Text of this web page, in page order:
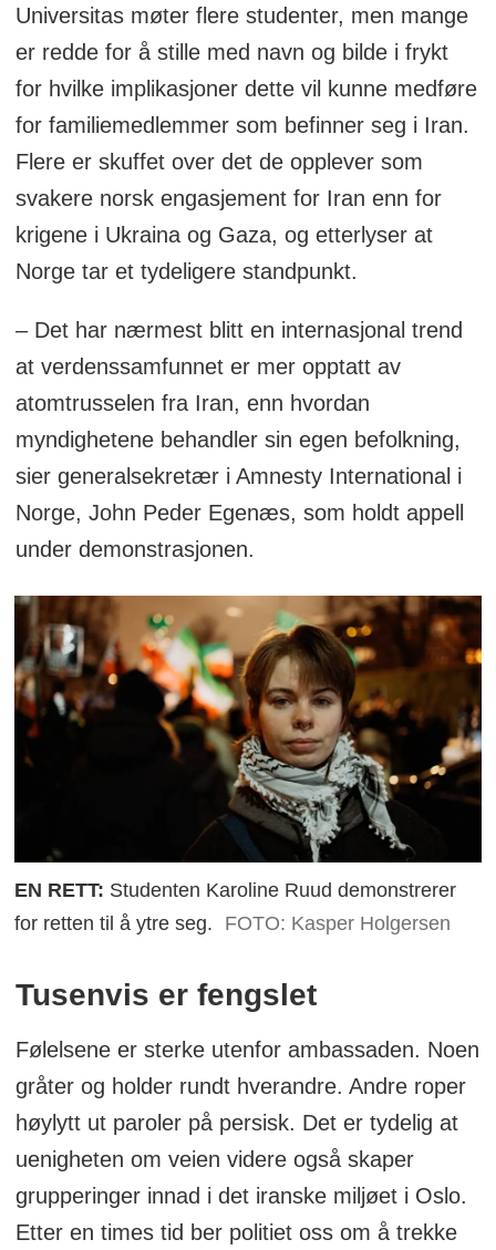
Universitas møter flere studenter, men mange
er redde for å stille med navn og bilde i frykt
for hvilke implikasjoner dette vil kunne medføre
for familiemedlemmer som befinner seg i Iran.
Flere er skuffet over det de opplever som
svakere norsk engasjement for Iran enn for
krigene i Ukraina og Gaza, og etterlyser at
Norge tar et tydeligere standpunkt.
– Det har nærmest blitt en internasjonal trend
at verdenssamfunnet er mer opptatt av
atomtrusselen fra Iran, enn hvordan
myndighetene behandler sin egen befolkning,
sier generalsekretær i Amnesty International i
Norge, John Peder Egenæs, som holdt appell
under demonstrasjonen.
EN RETT: Studenten Karoline Ruud demonstrerer
for retten til å ytre seg.
FOTO: Kasper Holgersen
Tusenvis er fengslet
Følelsene er sterke utenfor ambassaden. Noen
gråter og holder rundt hverandre. Andre roper
høylytt ut paroler på persisk. Det er tydelig at
uenigheten om veien videre også skaper
grupperinger innad i det iranske miljøet i Oslo.
Etter en times tid ber politiet oss om å trekke